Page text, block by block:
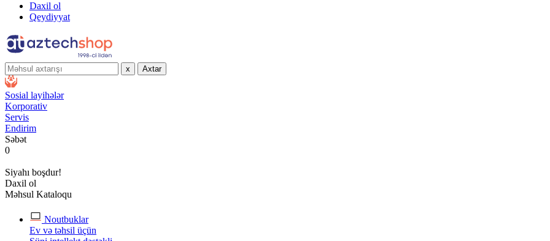
Daxil ol
Qeydiyyat
x Axtar
Sosial layihələr
Korporativ
Servis
Endirim
Səbət
0
Siyahı boşdur!
Daxil ol
Məhsul Kataloqu
Noutbuklar
Ev və təhsil üçün